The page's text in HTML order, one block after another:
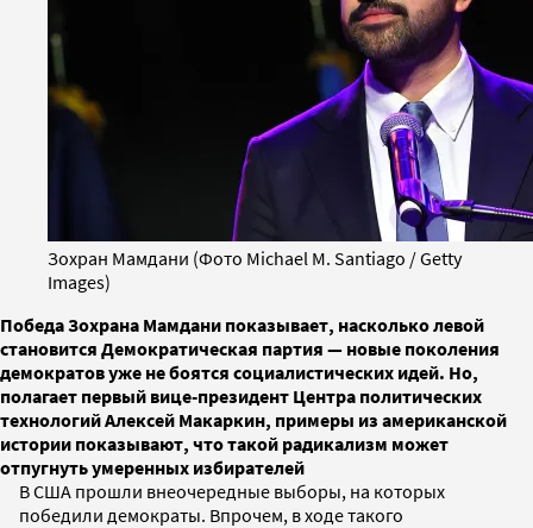
Зохран Мамдани (Фото Michael M. Santiago / Getty
Images)
Победа Зохрана Мамдани показывает, насколько левой
становится Демократическая партия — новые поколения
демократов уже не боятся социалистических идей. Но,
полагает первый вице-президент Центра политических
технологий Алексей Макаркин, примеры из американской
истории показывают, что такой радикализм может
отпугнуть умеренных избирателей
В США прошли внеочередные выборы, на которых
победили демократы. Впрочем, в ходе такого